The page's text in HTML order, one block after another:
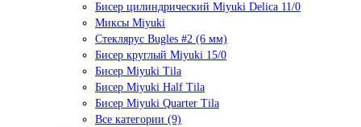
Бисер цилиндрический Miyuki Delica 11/0
Миксы Miyuki
Стеклярус Bugles #2 (6 мм)
Бисер круглый Miyuki 15/0
Бисер Miyuki Tila
Бисер Miyuki Half Tila
Бисер Miyuki Quarter Tila
Все категории (9)